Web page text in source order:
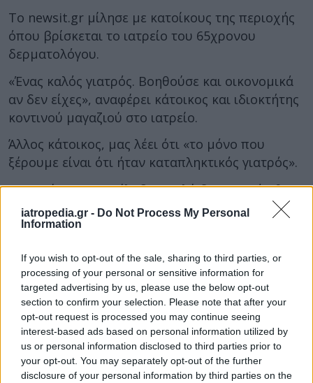
iatropedia.gr - Do Not Process My Personal
Information
If you wish to opt-out of the sale, sharing to third parties, or
processing of your personal or sensitive information for
targeted advertising by us, please use the below opt-out
section to confirm your selection. Please note that after your
opt-out request is processed you may continue seeing
interest-based ads based on personal information utilized by
us or personal information disclosed to third parties prior to
your opt-out. You may separately opt-out of the further
disclosure of your personal information by third parties on the
Το newsit.gr μίλησε με κατοίκους της περιοχής
όπου βρίσκεται το ιατρείο του 65χρονου
δερματολόγου.
«Ένας καλός γιατρός. Βοηθούσε και οικονομικά
αν δεν είχες», αναφέρει κάτοικος και ιδιοκτήτης
κοντινού μαγαζιού στο ιατρείο.
Άλλος κάτοικος, μας λέει ότι «το μόνο που
ξέρουμε είναι ότι ήταν καταπληκτικός γιατρός».
Οι αρχές «τον συνέλαβαν πολύ διακριτικά χθες
(Τρίτη 14.02.2023) το μεσημέρι», λέει στο
newsit.gr γείτονας του 65χρονου δερματολόγου,
συνελήφθη να εξακολουθεί να βρίσκεται
μπροστά στο ιατρείο του. Πάντως έξω από το
ιατρείο υπάρχει ταμπέλα που δείχνει ότι θα
παραμείνει κλειστό έως τις 20 Φεβρουαρίου.
Ρεπορτάζ: Άννα – Τριανταφυλλιά Τσούτσα
Πηγή: Newsit.gr